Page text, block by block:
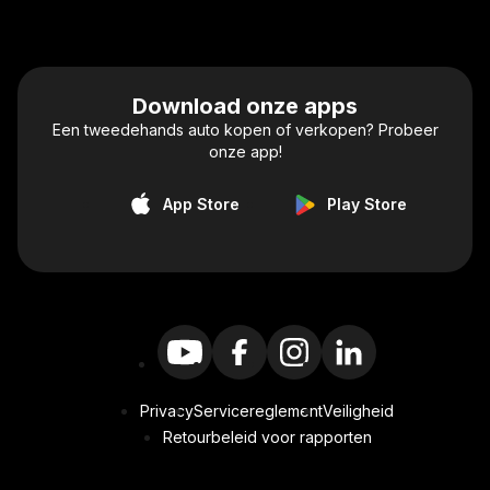
Download onze apps
Een tweedehands auto kopen of verkopen? Probeer
onze app!
App Store Play Store
PrivacyServicereglementVeiligheid
Retourbeleid voor rapporten